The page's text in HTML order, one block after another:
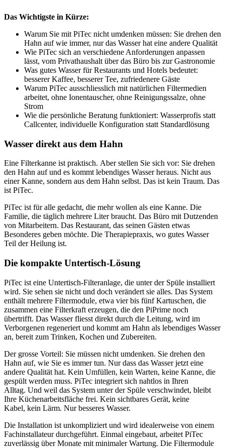
Das Wichtigste in Kürze:
Warum Sie mit PiTec nicht umdenken müssen: Sie drehen den
Hahn auf wie immer, nur das Wasser hat eine andere Qualität
Wie PiTec sich an verschiedene Anforderungen anpassen
lässt, vom Privathaushalt über das Büro bis zur Gastronomie
Was gutes Wasser für Restaurants und Hotels bedeutet:
besserer Kaffee, besserer Tee, zufriedenere Gäste
Warum PiTec ausschliesslich mit natürlichen Filtermedien
arbeitet, ohne Ionentauscher, ohne Reinigungssalze, ohne
Strom
Wie die persönliche Beratung funktioniert: Wasserprofis statt
Callcenter, individuelle Konfiguration statt Standardlösung
Wasser direkt aus dem Hahn
Eine Filterkanne ist praktisch. Aber stellen Sie sich vor: Sie drehen
den Hahn auf und es kommt lebendiges Wasser heraus. Nicht aus
einer Kanne, sondern aus dem Hahn selbst. Das ist kein Traum. Das
ist PiTec.
PiTec ist für alle gedacht, die mehr wollen als eine Kanne. Die
Familie, die täglich mehrere Liter braucht. Das Büro mit Dutzenden
von Mitarbeitern. Das Restaurant, das seinen Gästen etwas
Besonderes geben möchte. Die Therapiepraxis, wo gutes Wasser
Teil der Heilung ist.
Die kompakte Untertisch-Lösung
PiTec ist eine Untertisch-Filteranlage, die unter der Spüle installiert
wird. Sie sehen sie nicht und doch verändert sie alles. Das System
enthält mehrere Filtermodule, etwa vier bis fünf Kartuschen, die
zusammen eine Filterkraft erzeugen, die den PiPrime noch
übertrifft. Das Wasser fliesst direkt durch die Leitung, wird im
Verborgenen regeneriert und kommt am Hahn als lebendiges Wasser
an, bereit zum Trinken, Kochen und Zubereiten.
Der grosse Vorteil: Sie müssen nicht umdenken. Sie drehen den
Hahn auf, wie Sie es immer tun. Nur dass das Wasser jetzt eine
andere Qualität hat. Kein Umfüllen, kein Warten, keine Kanne, die
gespült werden muss. PiTec integriert sich nahtlos in Ihren
Alltag. Und weil das System unter der Spüle verschwindet, bleibt
Ihre Küchenarbeitsfläche frei. Kein sichtbares Gerät, keine
Kabel, kein Lärm. Nur besseres Wasser.
Die Installation ist unkompliziert und wird idealerweise von einem
Fachinstallateur durchgeführt. Einmal eingebaut, arbeitet PiTec
zuverlässig über Monate mit minimaler Wartung. Die Filtermodule